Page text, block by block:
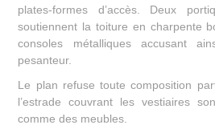
plates-formes d’accès. Deux
soutiennent la toiture en charpente
consoles métalliques accusant
pesanteur.
Le plan refuse toute composition
l’estrade couvrant les vestiaires
comme des meubles.